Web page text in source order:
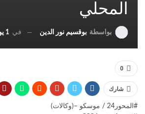
المحلي
بواسطة بوقسيم نور الدين في 1 يونيو, 2026
0
شارك
#المحور24 / ​موسكو –(وكالات)